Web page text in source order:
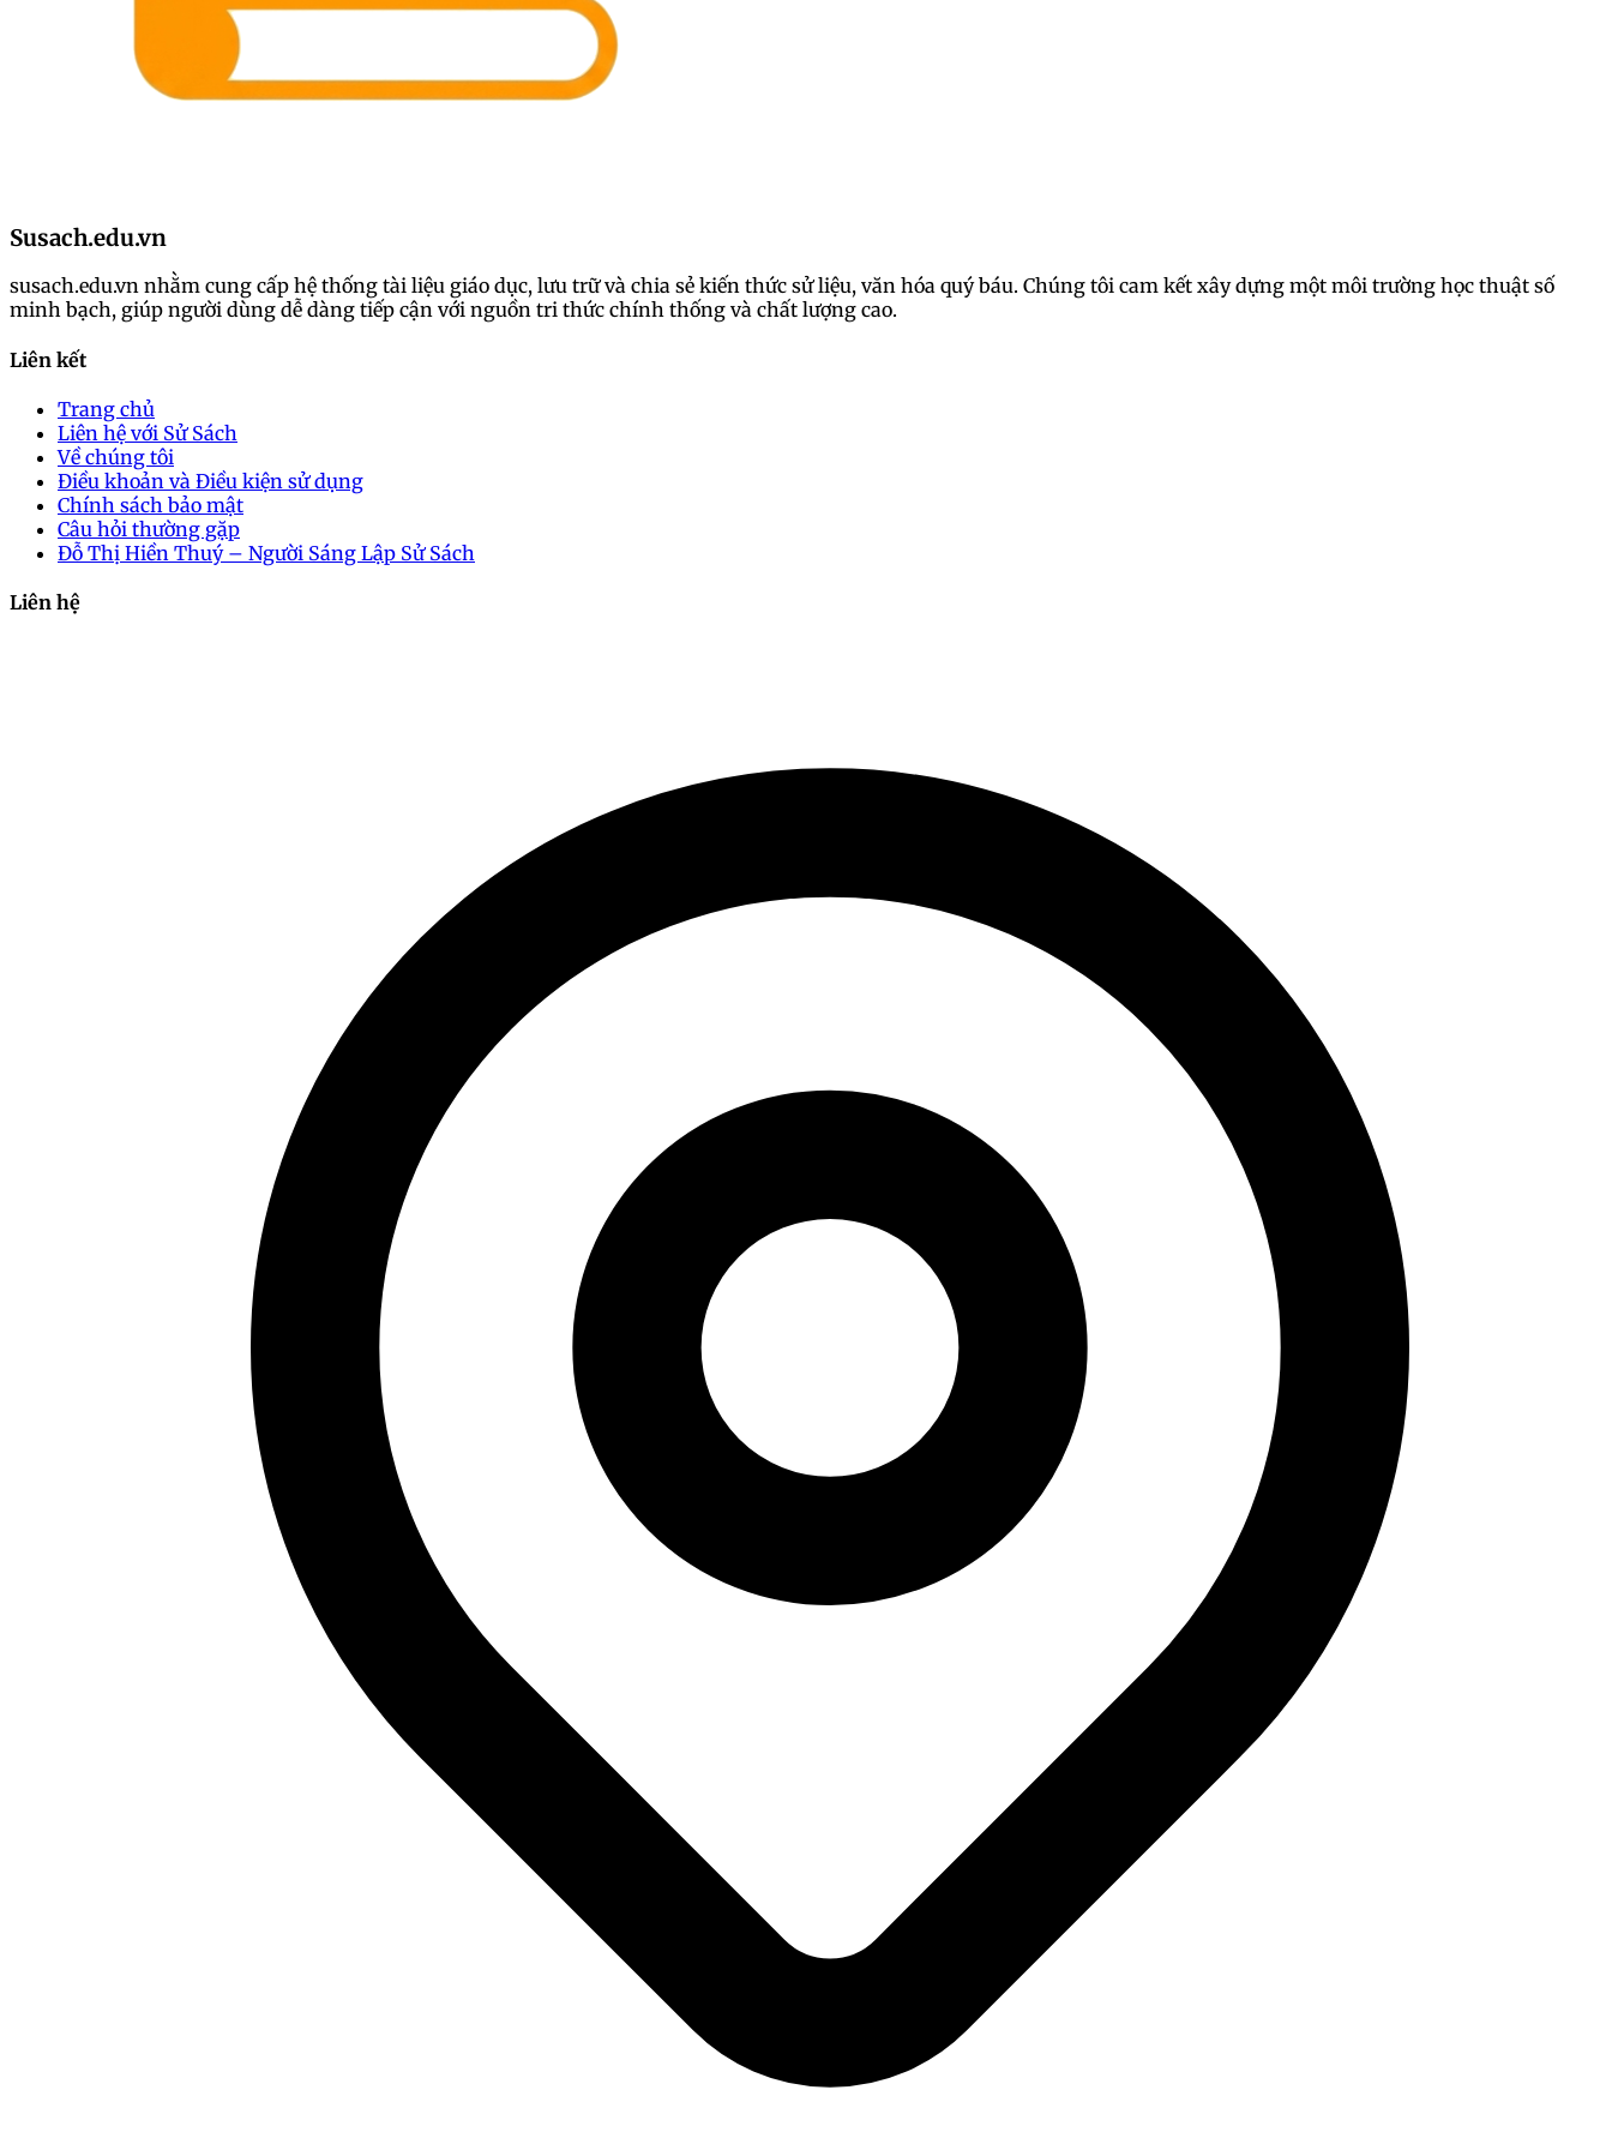
Copy link
Bạn đang tìm kiếm những ảnh sex người nổi tiếng đang, ảnh 18+, ảnh vú, ảnh mông gây sốt trên mạng? Hãy cùng khám phá bộ sưu tập mới nhất với những bức ảnh táo
bạo và đầy hấp dẫn của các ngôi sao đình đám. Đừng bỏ lỡ, đây là cơ hội để cập nhật những hình ảnh đang được săn đón khắp nơi!
Bộ sưu tập ảnh sex người nổi tiếng đã mang đến cho bạn cái nhìn cận cảnh về thế giới của các ngôi sao. Đừng quên theo dõi và cập nhật thêm nhiều hình ảnh thú vị
khác trong thời gian tới. Hãy hành động ngay để không bỏ lỡ bất kỳ khoảnh khắc nào!
Hoài An là chuyên gia hàng đầu về ca dao tục ngữ Việt Nam với hơn 15 năm kinh nghiệm nghiên cứu tại các viện văn học uy tín. Bà đã xuất bản nhiều công trình học
thuật, nhận Giải thưởng Nghiên cứu Văn hóa Dân gian 2015 và Giải Nhà nước về Văn học Nghệ thuật 2020, góp phần bảo tồn di sản văn hóa dân gian trên Sử Sách.
Xem tất cả bài viết của tác giả
Susach.edu.vn
susach.edu.vn nhằm cung cấp hệ thống tài liệu giáo dục, lưu trữ và chia sẻ kiến thức sử liệu, văn hóa quý báu. Chúng tôi cam kết xây dựng một môi trường học thuật số
minh bạch, giúp người dùng dễ dàng tiếp cận với nguồn tri thức chính thống và chất lượng cao.
Liên kết
Trang chủ
Liên hệ với Sử Sách
Về chúng tôi
Điều khoản và Điều kiện sử dụng
Chính sách bảo mật
Câu hỏi thường gặp
Đỗ Thị Hiền Thuý – Người Sáng Lập Sử Sách
Liên hệ